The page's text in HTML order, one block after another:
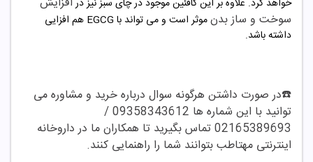
سوخت و ساز بدن
موثر است و می تواند با EGCG هم افزایی
داشته باشد.
☎️در صورت داشتن هرگونه سوال درباره خرید و مشاوره می
توانید با این شماره ها 09358343612 /
02165389693 تماس بگیرید تا همکاران ما در داروخانه
اینترنتی مهتاطب بتوانند شما را راهنمایی کنند.